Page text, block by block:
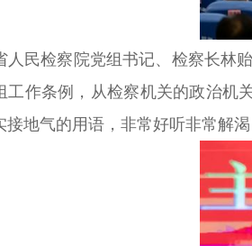
检察院党组书记、检察长林贻
工作条例，从检察机关的政治机
接地气的用语，非常好听非常解